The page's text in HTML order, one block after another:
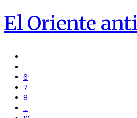
El Oriente
6
7
8
...